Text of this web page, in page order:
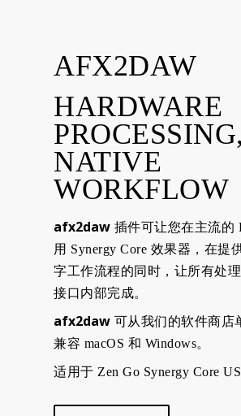
AFX2DAW
HARDWARE
PROCESSING,
NATIVE
WORKFLOW
afx2daw 插件可让您在主流的
用 Synergy Core 效果器，在提
字工作流程的同时，让所有处
接口内部完成。
afx2daw 可从我们的软件商店
兼容 macOS 和 Windows。
适用于 Zen Go Synergy Core